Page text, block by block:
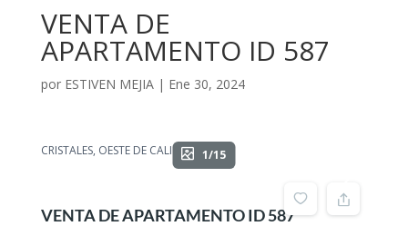
VENTA DE
APARTAMENTO ID 587
por ESTIVEN MEJIA| Ene 30, 2024
CRISTALES, OESTE DE CALI 1/15
VENTA DE APARTAMENTO ID 587